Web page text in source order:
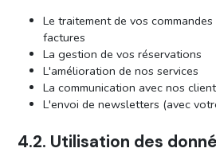
Le traitement de vos
factures
La gestion de vos réservations
L'amélioration de nos services
La communication avec nos
L'envoi de newsletters (avec
4.2. Utilisation des